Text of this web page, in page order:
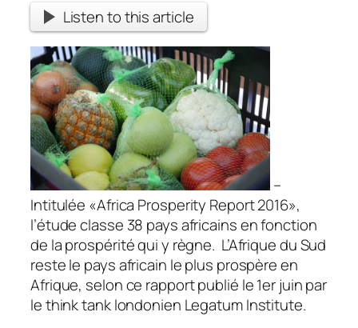
Listen to this article
–
Intitulée «Africa Prosperity Report 2016»,
l’étude classe 38 pays africains en fonction
de la prospérité qui y règne. L’Afrique du Sud
reste le pays africain le plus prospère en
Afrique, selon ce rapport publié le 1er juin par
le think tank londonien Legatum Institute.